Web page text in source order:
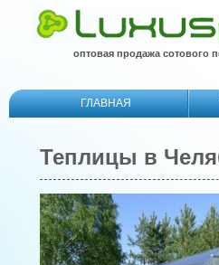
оптовая продажа сотового
ГЛАВНАЯ
Теплицы в